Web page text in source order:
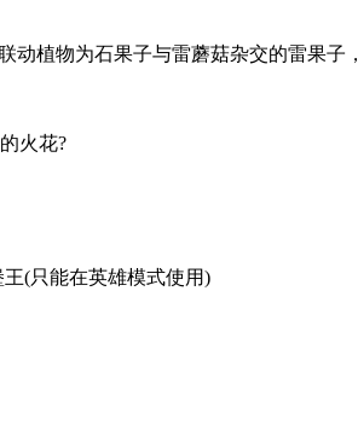
动植物为石果子与雷蘑菇杂交的雷果
火花?
(只能在英雄模式使用)